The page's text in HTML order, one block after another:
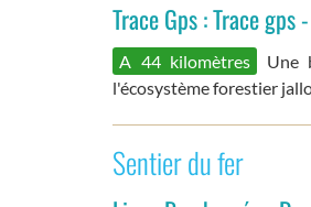
Trace Gps : Trace gps
A 44 kilomètres
Une
l'écosystème forestier
Sentier du fer